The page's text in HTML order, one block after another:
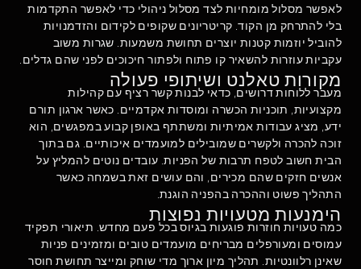
לאפשר מסלול מומחיות לצד מסלול ניהולי כדי לאפשר התקדמות
בלי להתרחק מן הקוד. קריטריונים שקופים לקידום והזדמנויות
להוביל יוזמות קטנות יוצרים תחושת משמעות. שגרות משוב
עקביות עוזרות להשאיר קו פתוח ולפתור חיכוכים לפני שהם גדלים.
מקורות טאלנט ושיתופי פעולה
מעבר ללוחות דרושים, כדאי לבנות קשר רציף עם קהילות
מקצועיות, תוכניות הכשרה ומוסדות אקדמיים. כאשר ארגון תורם
ידע, מציג עבודות אמיתיות ומשתתף באופן קבוע במפגשים, הוא
זוכה להכרה ולקשרים שמובילים למועמדים איכותיים. גם בתוך
הבית חשוב לטפח תרבות של הפניות. עובדים נוטים להמליץ על
אנשים חזקים שהם מכירים, והם עושים זאת בשמחה כאשר
התהליך פשוט וההכרה בהפניה הוגנת.
הימנעות מטעויות נפוצות
כמה טעויות חוזרות פוגעות בגיוס בכל פעם מחדש. תיאורי תפקיד
עמוסים ומעורפלים מבריחים מועמדים טובים ומזמינים פניות
שאינן רלוונטיות. תהליך מיון ארוך מדי שוחק ומייצר תחושת חוסר